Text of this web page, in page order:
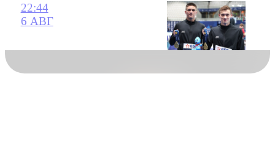
22:44
6 АВГ